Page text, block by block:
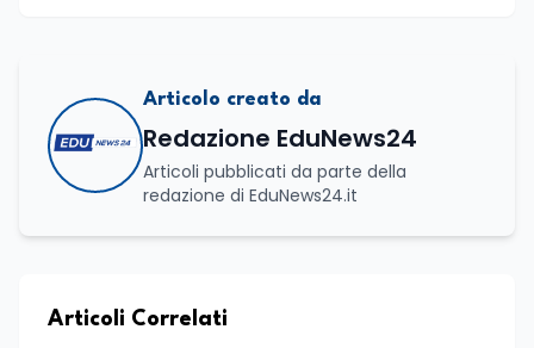
Articolo creato da
Redazione EduNews24
Articoli pubblicati da parte della
redazione di EduNews24.it
Articoli Correlati